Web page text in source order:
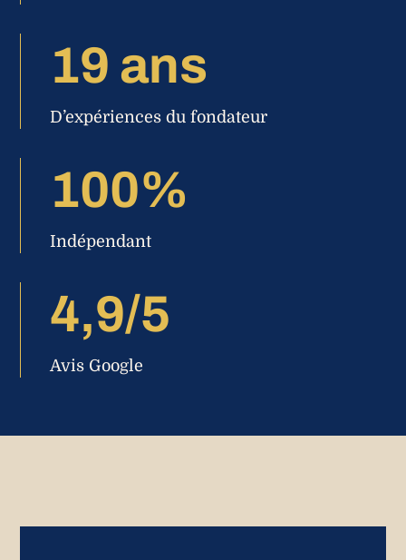
19 ans
D’expériences du fondateur
100%
Indépendant
4,9/5
Avis Google